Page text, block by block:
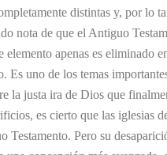
distintas y, por lo
nota de que el Antiguo
elemento apenas es eliminado
Es uno de los temas
la justa ira de Dios que
es cierto que las iglesias
Testamento. Pero su